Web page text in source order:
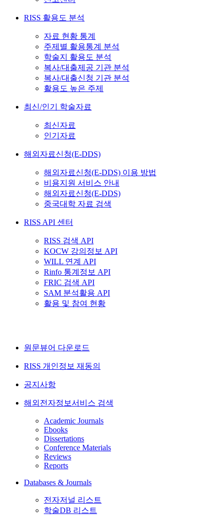
RISS 활용도 분석
자료 현황 통계
주제별 활용통계 분석
학술지 활용도 분석
복사/대출제공 기관 분석
복사/대출신청 기관 분석
활용도 높은 주제
최신/인기 학술자료
최신자료
인기자료
해외자료신청(E-DDS)
해외자료신청(E-DDS) 이용 방법
비용지원 서비스 안내
해외자료신청(E-DDS)
중국대학 자료 검색
RISS API 센터
RISS 검색 API
KOCW 강의정보 API
WILL 연계 API
Rinfo 통계정보 API
FRIC 검색 API
SAM 분석활용 API
활용 및 참여 현황
원문뷰어 다운로드
RISS 개인정보 재동의
공지사항
해외전자정보서비스 검색
Academic Journals
Ebooks
Dissertations
Conference Materials
Reviews
Reports
Databases & Journals
전자저널 리스트
학술DB 리스트